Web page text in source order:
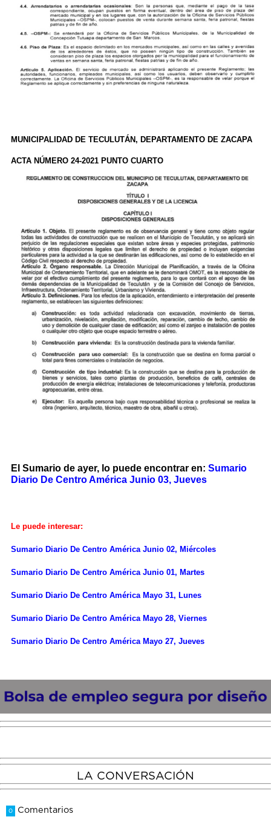
MUNICIPALIDAD DE TECULUTÁN, DEPARTAMENTO DE ZACAPA
ACTA NÚMERO 24-2021 PUNTO CUARTO
El Sumario de ayer, lo puede encontrar en: Sumario
Diario De Centro América Junio 03, Jueves
Le puede interesar:
Sumario Diario De Centro América Junio 02, Miércoles
Sumario Diario De Centro América Junio 01, Martes
Sumario Diario De Centro América Mayo 31, Lunes
Sumario Diario De Centro América Mayo 28, Viernes
Sumario Diario De Centro América Mayo 27, Jueves
LA CONVERSACIÓN
0 Comentarios